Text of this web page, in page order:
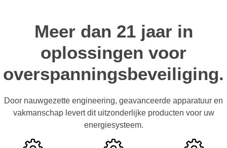
Meer dan 21 jaar in
oplossingen voor
overspanningsbeveiliging.
Door nauwgezette engineering, geavanceerde apparatuur en
vakmanschap levert dit uitzonderlijke producten voor uw
energiesysteem.